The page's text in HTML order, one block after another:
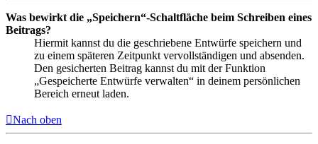
Was bewirkt die „Speichern“-Schaltfläche beim Schreiben eines
Beitrags?
Hiermit kannst du die geschriebene Entwürfe speichern und
zu einem späteren Zeitpunkt vervollständigen und absenden.
Den gesicherten Beitrag kannst du mit der Funktion
„Gespeicherte Entwürfe verwalten“ in deinem persönlichen
Bereich erneut laden.
Nach oben